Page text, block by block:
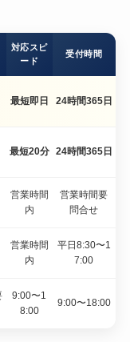
対応スピ
ード
受付時間
最短即日 24時間365日
最短20分 24時間365日
営業時間
内
営業時間要
問合せ
営業時間
内
平日8:30〜1
7:00
9:00〜1
8:00
9:00〜18:00